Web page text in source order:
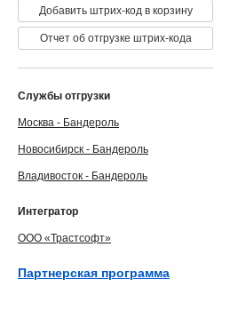
Добавить штрих-код в корзину
Отчет об отгрузке штрих-кода
Службы отгрузки
Москва - Бандероль
Новосибирск - Бандероль
Владивосток - Бандероль
Интегратор
ООО «Трастсофт»
Партнерская программа